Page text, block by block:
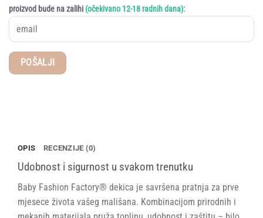
proizvod bude na zalihi (očekivano 12-18 radnih dana):
OPIS RECENZIJE (0)
Udobnost i sigurnost u svakom trenutku
Baby Fashion Factory® dekica je savršena pratnja za prve
mjesece života vašeg mališana. Kombinacijom prirodnih i